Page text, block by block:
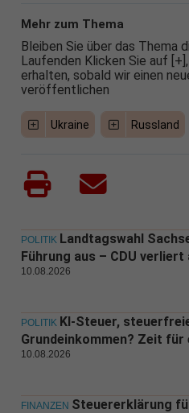
Mehr zum Thema
Bleiben Sie über das Thema
Laufenden Klicken Sie auf
erhalten, sobald wir einen
veröffentlichen
Ukraine Russland
POLITIK Landtagswahl
Führung aus – CDU verliert
10.08.2026
POLITIK KI-Steuer,
Grundeinkommen? Zeit für
10.08.2026
FINANZEN Steuererklärung